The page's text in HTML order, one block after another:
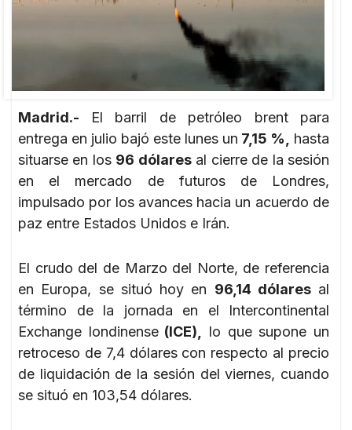
Madrid.-
El barril de petróleo brent para
entrega en julio bajó este lunes un 7,15 %,
hasta
situarse en los 96 dólaresal cierre de la sesión
en el mercado de futuros de Londres,
impulsado por los avances hacia un acuerdo de
paz entre Estados Unidos e Irán.
El crudo del de Marzo del Norte, de referencia
en Europa, se situó hoy en 96,14 dólaresal
término de la jornada en el Intercontinental
Exchange londinense(ICE),
lo que supone un
retroceso de 7,4 dólares con respecto al precio
de liquidación de la sesión del viernes, cuando
se situó en 103,54 dólares.